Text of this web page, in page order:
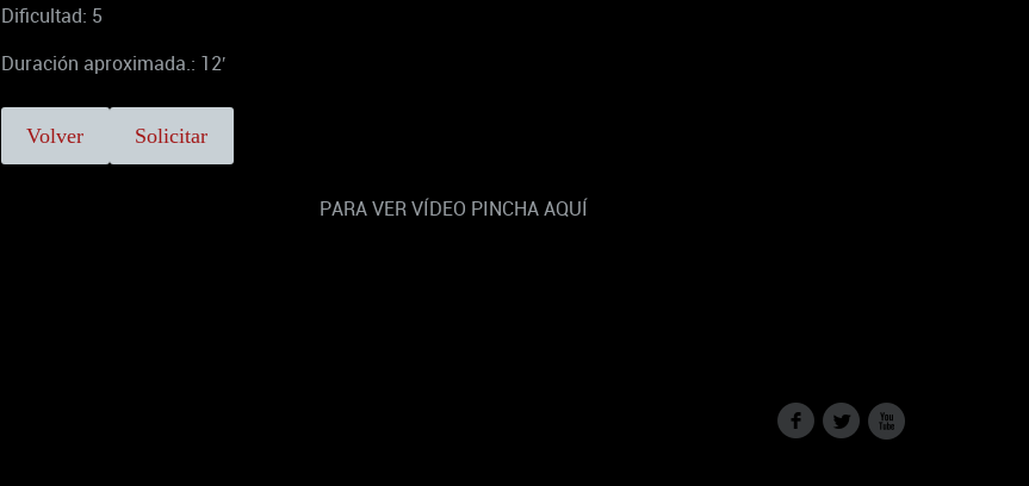
Dificultad: 5
Duración aproximada.: 12′
Volver Solicitar
PARA VER VÍDEO PINCHA AQUÍ
f l x